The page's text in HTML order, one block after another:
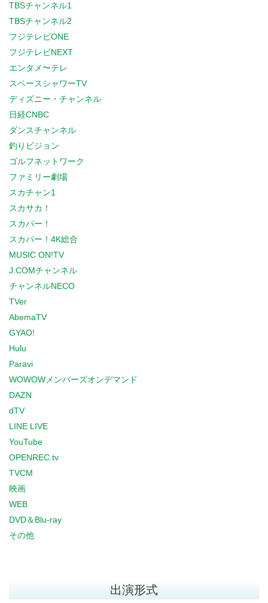
TBSチャンネル1
TBSチャンネル2
フジテレビONE
フジテレビNEXT
エンタメ〜テレ
スペースシャワーTV
ディズニー・チャンネル
日経CNBC
ダンスチャンネル
釣りビジョン
ゴルフネットワーク
ファミリー劇場
スカチャン1
スカサカ！
スカパー！
スカパー！4K総合
MUSIC ON!TV
J:COMチャンネル
チャンネルNECO
TVer
AbemaTV
GYAO!
Hulu
Paravi
WOWOWメンバーズオンデマンド
DAZN
dTV
LINE LIVE
YouTube
OPENREC.tv
TVCM
映画
WEB
DVD＆Blu-ray
その他
出演形式